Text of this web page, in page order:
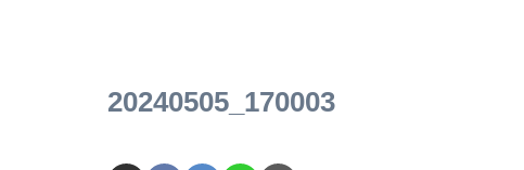
20240505_170003